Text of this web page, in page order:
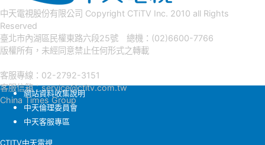
中天電視股份有限公司 Copyright CTiTV Inc. 2010 all Rights
Reserved
臺北市內湖區民權東路六段25號 總機：(02)6600-7766
版權所有，未經同意禁止任何形式之轉載
客服專線：02-2792-3151
客服信箱：service@ctitv.com.tw
China Times Group
網站資料收集說明
中天倫理委員會
中天客服專區
CTITV中天電視